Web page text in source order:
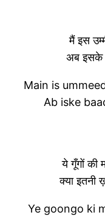
मैं इस
अब इसके
Main is
Ab iske
ये गूँगों की
क्या इतनी
Ye goongo ki